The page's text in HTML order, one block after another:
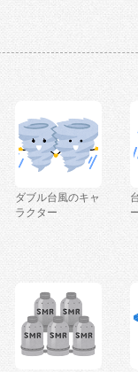
ダブル台風のキャ
ラクター